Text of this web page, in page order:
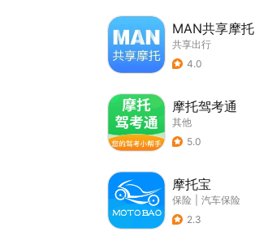
MAN共享摩托
共享出行
4.0
摩托驾考通
其他
5.0
摩托宝
保险
汽车保险
2.3